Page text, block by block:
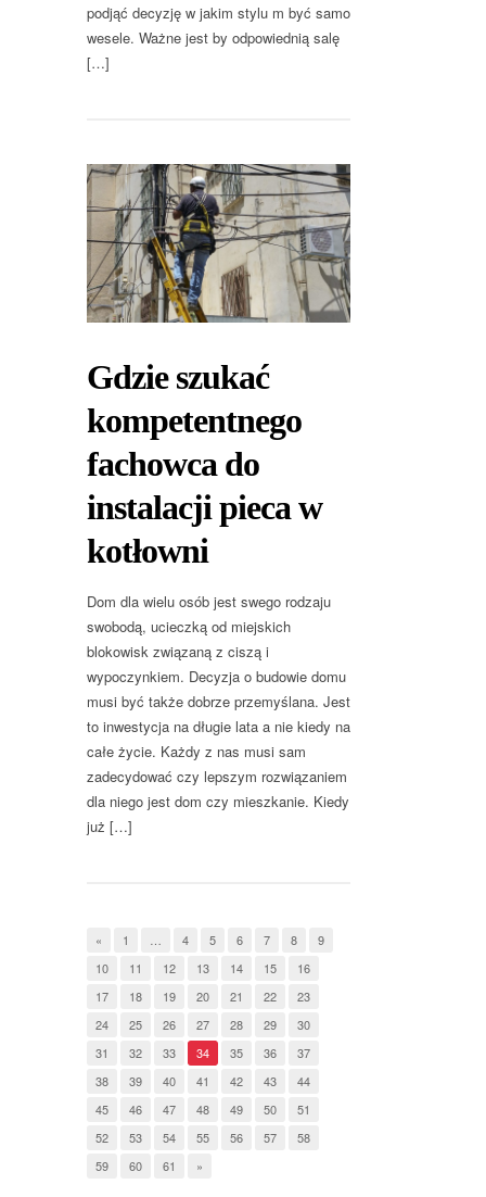
podjąć decyzję w jakim stylu m być samo
wesele. Ważne jest by odpowiednią salę
[…]
Gdzie szukać
kompetentnego
fachowca do
instalacji pieca w
kotłowni
Dom dla wielu osób jest swego rodzaju
swobodą, ucieczką od miejskich
blokowisk związaną z ciszą i
wypoczynkiem. Decyzja o budowie domu
musi być także dobrze przemyślana. Jest
to inwestycja na długie lata a nie kiedy na
całe życie. Każdy z nas musi sam
zadecydować czy lepszym rozwiązaniem
dla niego jest dom czy mieszkanie. Kiedy
już […]
« 1 … 4 5 6 7 8
9
10
11 12 13 14 15
16
17
18 19 20 21 22
23
24
25 26 27 28 29
30
31
32 33 34 35 36
37
38
39 40 41 42 43
44
45
46 47 48 49 50
51
52
53 54 55 56 57
58
59
60 61 »